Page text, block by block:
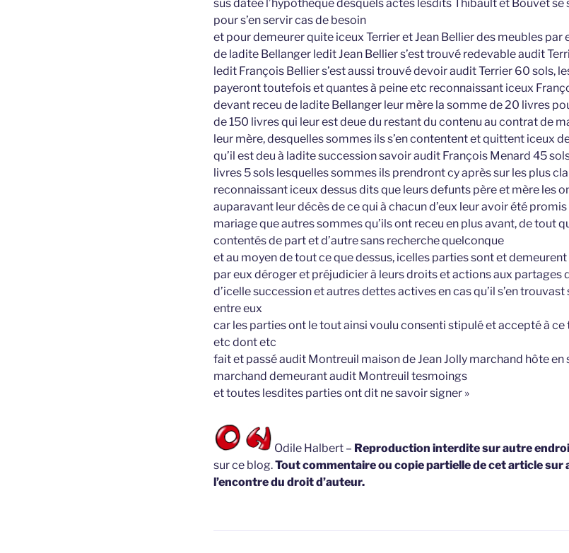
sus datée l’hypothèque desquels actes lesdits Thibault et Bouvet
pour s’en servir cas de besoin
et pour demeurer quite iceux Terrier et Jean Bellier des meubles par
de ladite Bellanger ledit Jean Bellier s’est trouvé redevable audit
ledit François Bellier s’est aussi trouvé devoir audit Terrier 60 sols,
payeront toutefois et quantes à peine etc reconnaissant iceux
devant receu de ladite Bellanger leur mère la somme de 20 livres
de 150 livres qui leur est deue du restant du contenu au contrat de
leur mère, desquelles sommes ils s’en contentent et quittent iceux
qu’il est deu à ladite succession savoir audit François Menard 45
livres 5 sols lesquelles sommes ils prendront cy après sur les plus
reconnaissant iceux dessus dits que leurs defunts père et mère les
auparavant leur décès de ce qui à chacun d’eux leur avoir été
mariage que autres sommes qu’ils ont receu en plus avant, de tout
contentés de part et d’autre sans recherche quelconque
et au moyen de tout ce que dessus, icelles parties sont et
par eux déroger et préjudicier à leurs droits et actions aux partages
d’icelle succession et autres dettes actives en cas qu’il s’en
entre eux
car les parties ont le tout ainsi voulu consenti stipulé et accepté à
etc dont etc
fait et passé audit Montreuil maison de Jean Jolly marchand hôte en
marchand demeurant audit Montreuil tesmoings
et toutes lesdites parties ont dit ne savoir signer »
Odile Halbert – Reproduction interdite sur autre
sur ce blog.Tout commentaire ou copie partielle de cet article sur
l’encontre du droit d’auteur.